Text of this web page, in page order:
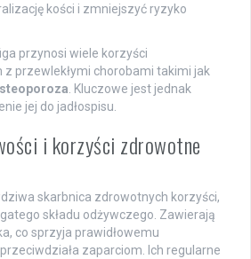
kości i zmniejszyć ryzyko
przynosi wiele korzyści
przewlekłymi chorobami takimi jak
. Kluczowe jest jednak
jej do jadłospisu.
i korzyści zdrowotne
skarbnica zdrowotnych korzyści,
składu odżywczego. Zawierają
co sprzyja prawidłowemu
zaparciom. Ich regularne